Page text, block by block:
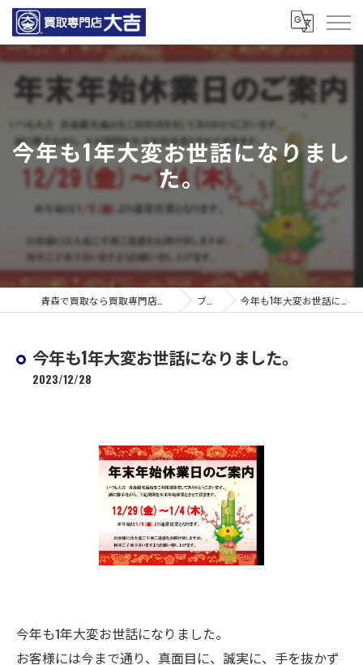
今年も1年大変お世話になりまし
た。
ブログ 今年も1年大変お世話になりました。
今年も1年大変お世話になりました。
2023/12/28
今年も1年大変お世話になりました。
お客様には今まで通り、真面目に、誠実に、手を抜かず